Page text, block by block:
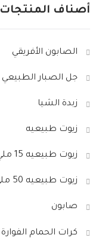
أصناف المنتجات
الصابون الأفريقي
جل الصبار الطبيعي
زبدة الشيا
زيوت طبيعيه
زيوت طبيعيه 15 ملي
زيوت طبيعيه 50 ملي
صابون
كرات الحمام الفوارة